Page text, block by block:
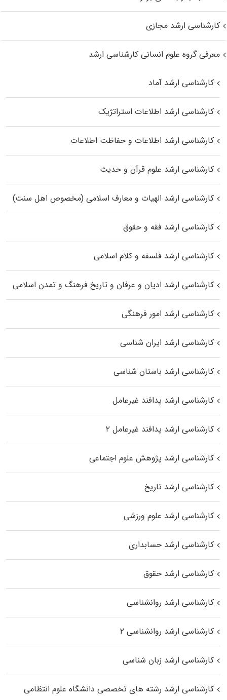
کارشناسی ارشد مجازی
معرفی گروه علوم انسانی کارشناسی ارشد
کارشناسی ارشد آماد
کارشناسی ارشد اطلاعات استراتژیک
کارشناسی ارشد اطلاعات و حفاظت اطلاعات
کارشناسی ارشد علوم قرآن و حدیث
کارشناسی ارشد الهیات و معارف اسلامی (مخصوص اهل سنت)
کارشناسی ارشد فقه و حقوق
کارشناسی ارشد فلسفه و کلام اسلامی
کارشناسی ارشد ادیان و عرفان و تاریخ فرهنگ و تمدن اسلامی
کارشناسی ارشد امور فرهنگی
کارشناسی ارشد ایران شناسی
کارشناسی ارشد باستان شناسی
کارشناسی ارشد پدافند غیرعامل
کارشناسی ارشد پدافند غیرعامل ۲
کارشناسی ارشد پژوهش علوم اجتماعی
کارشناسی ارشد تاریخ
کارشناسی ارشد علوم ورزشی
کارشناسی ارشد حسابداری
کارشناسی ارشد حقوق
کارشناسی ارشد روانشناسی
کارشناسی ارشد روانشناسی ۲
کارشناسی ارشد زبان شناسی
کارشناسی ارشد رﺷﺘﻪ ﻫﺎی تخصصی داﻧﺸﮕﺎه ﻋﻠﻮم انتظامی